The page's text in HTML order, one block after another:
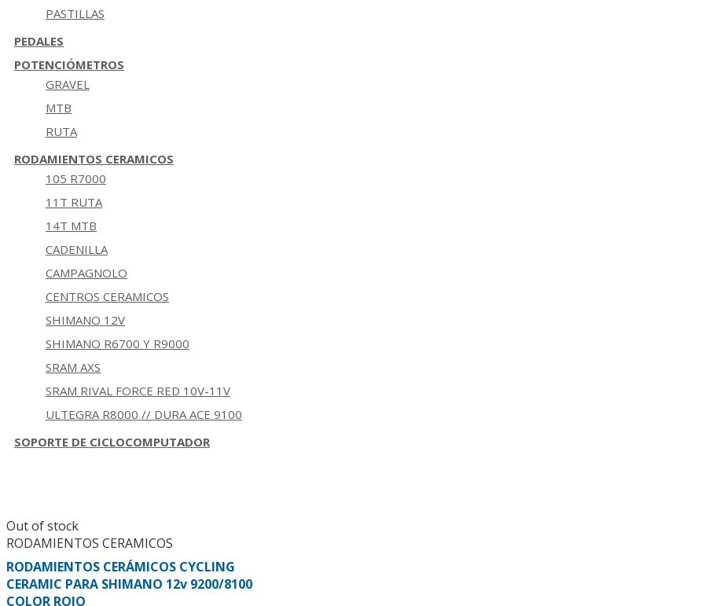
PASTILLAS
PEDALES
POTENCIÓMETROS
GRAVEL
MTB
RUTA
RODAMIENTOS CERAMICOS
105 R7000
11T RUTA
14T MTB
CADENILLA
CAMPAGNOLO
CENTROS CERAMICOS
SHIMANO 12V
SHIMANO R6700 Y R9000
SRAM AXS
SRAM RIVAL FORCE RED 10V-11V
ULTEGRA R8000 // DURA ACE 9100
SOPORTE DE CICLOCOMPUTADOR
Out of stock
RODAMIENTOS CERAMICOS
RODAMIENTOS CERÁMICOS CYCLING
CERAMIC PARA SHIMANO 12v 9200/8100
COLOR ROJO